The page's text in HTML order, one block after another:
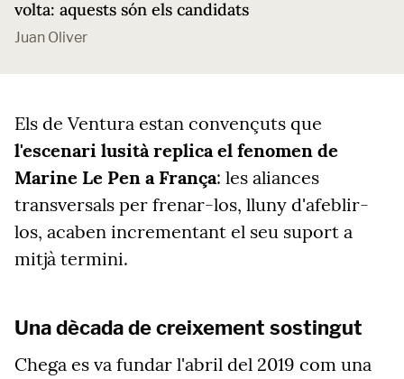
volta: aquests són els candidats
Juan Oliver
Els de Ventura estan convençuts que
l'escenari lusità replica el fenomen de
Marine Le Pen a França: les aliances
transversals per frenar-los, lluny d'afeblir-
los, acaben incrementant el seu suport a
mitjà termini.
Una dècada de creixement sostingut
Chega es va fundar l'abril del 2019 com una